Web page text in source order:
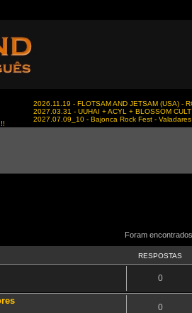
2026.11.19 - FLOTSAM AND JETSAM (USA) -
2027.03.31 - UUHAI + ACYL + BLOSSOM
2027.07.09_10 - Bajonca Rock Fest -
Foram
RESPOSTAS
0
0